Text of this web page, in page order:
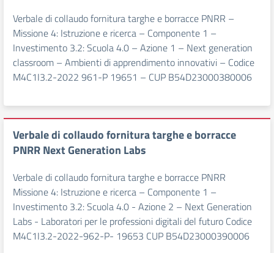
Verbale di collaudo fornitura targhe e borracce PNRR –
Missione 4: Istruzione e ricerca – Componente 1 –
Investimento 3.2: Scuola 4.0 – Azione 1 – Next generation
classroom – Ambienti di apprendimento innovativi – Codice
M4C1I3.2-2022 961-P 19651 – CUP B54D23000380006
Verbale di collaudo fornitura targhe e borracce
PNRR Next Generation Labs
Verbale di collaudo fornitura targhe e borracce PNRR
Missione 4: Istruzione e ricerca – Componente 1 –
Investimento 3.2: Scuola 4.0 - Azione 2 – Next Generation
Labs - Laboratori per le professioni digitali del futuro Codice
M4C1I3.2-2022-962-P- 19653 CUP B54D23000390006